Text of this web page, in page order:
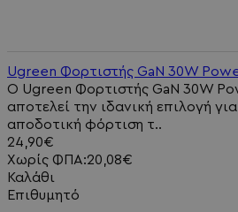
Ugreen Φορτιστής GaN 30W
Ο Ugreen Φορτιστής GaN 30W
αποτελεί την ιδανική επιλογή
αποδοτική φόρτιση τ..
24,90€
Χωρίς ΦΠΑ:20,08€
Καλάθι
Επιθυμητό